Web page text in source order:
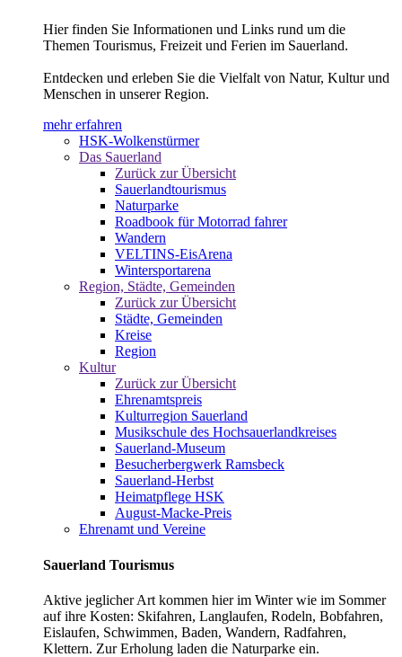
Hier finden Sie Informationen und Links rund um die
Themen Tourismus, Freizeit und Ferien im Sauerland.
Entdecken und erleben Sie die Vielfalt von Natur, Kultur und
Menschen in unserer Region.
mehr erfahren
HSK-Wolkenstürmer
Das Sauerland
Zurück zur Übersicht
Sauerlandtourismus
Naturparke
Roadbook für Motorrad fahrer
Wandern
VELTINS-EisArena
Wintersportarena
Region, Städte, Gemeinden
Zurück zur Übersicht
Städte, Gemeinden
Kreise
Region
Kultur
Zurück zur Übersicht
Ehrenamtspreis
Kulturregion Sauerland
Musikschule des Hochsauerlandkreises
Sauerland-Museum
Besucherbergwerk Ramsbeck
Sauerland-Herbst
Heimatpflege HSK
August-Macke-Preis
Ehrenamt und Vereine
Sauerland Tourismus
Aktive jeglicher Art kommen hier im Winter wie im Sommer
auf ihre Kosten: Skifahren, Langlaufen, Rodeln, Bobfahren,
Eislaufen, Schwimmen, Baden, Wandern, Radfahren,
Klettern. Zur Erholung laden die Naturparke ein.